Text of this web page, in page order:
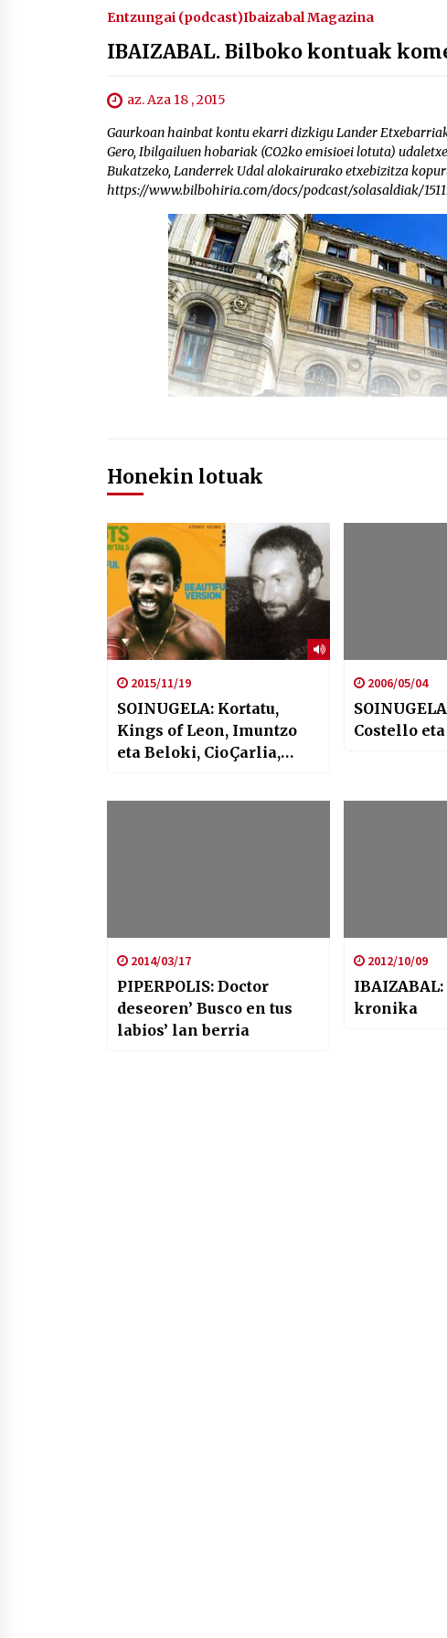
Entzungai (podcast)Ibaizabal Magazina
IBAIZABAL. Bilboko kontuak
az. Aza 18 , 2015
Gaurkoan hainbat kontu ekarri dizkigu Lander
Gero, Ibilgailuen hobariak (CO2ko emisioei lotuta)
Bukatzeko, Landerrek Udal alokairurako etxebizitza
https://www.bilbohiria.com/docs/podcast/solasaldiak/
Honekin lotuak
2015/11/19
SOINUGELA: Kortatu,
Kings of Leon, Imuntzo
eta Beloki, CioÇarlia,
2006/05/04
Costello
2014/03/17
PIPERPOLIS: Doctor
deseoren’ Busco en tus
labios’ lan berria
2012/10/09
kronika